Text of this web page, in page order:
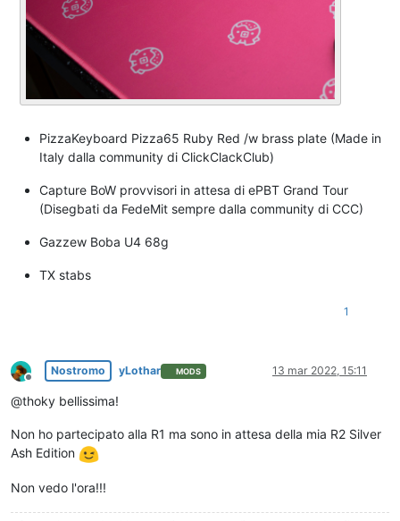
PizzaKeyboard Pizza65 Ruby Red /w brass plate (Made in
Italy dalla community di ClickClackClub)
Capture BoW provvisori in attesa di ePBT Grand Tour
(Disegbati da FedeMit sempre dalla community di CCC)
Gazzew Boba U4 68g
TX stabs
1
Non in linea
Nostromo yLothar MODS 13 mar 2022, 15:11
@thoky bellissima!
Non ho partecipato alla R1 ma sono in attesa della mia R2 Silver
Ash Edition
Non vedo l'ora!!!